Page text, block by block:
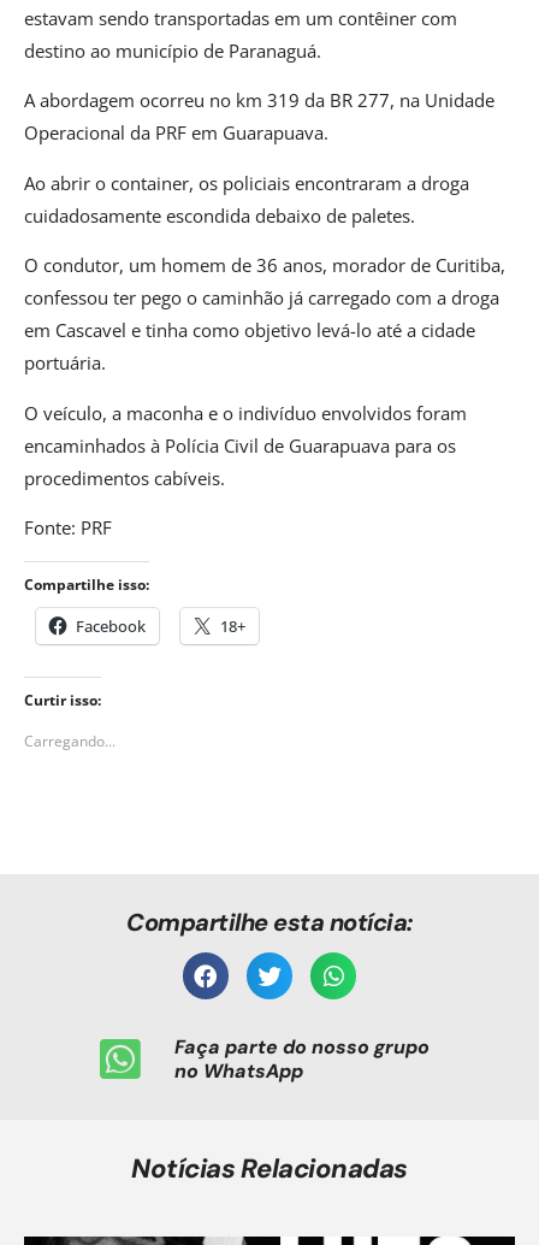
estavam sendo transportadas em um contêiner com
destino ao município de Paranaguá.
A abordagem ocorreu no km 319 da BR 277, na Unidade
Operacional da PRF em Guarapuava.
Ao abrir o container, os policiais encontraram a droga
cuidadosamente escondida debaixo de paletes.
O condutor, um homem de 36 anos, morador de Curitiba,
confessou ter pego o caminhão já carregado com a droga
em Cascavel e tinha como objetivo levá-lo até a cidade
portuária.
O veículo, a maconha e o indivíduo envolvidos foram
encaminhados à Polícia Civil de Guarapuava para os
procedimentos cabíveis.
Fonte: PRF
Compartilhe isso:
Facebook 18+
Curtir isso:
Carregando...
Compartilhe esta notícia:
Faça parte do nosso grupo
no WhatsApp
Notícias Relacionadas